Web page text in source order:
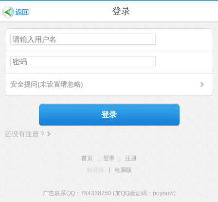
登录
安全提问(未设置请忽略)
登录
还没有注册？
首页 登录
注册
触屏版
电脑版
广告联系QQ：784338750 (加QQ验证码：puyouw)